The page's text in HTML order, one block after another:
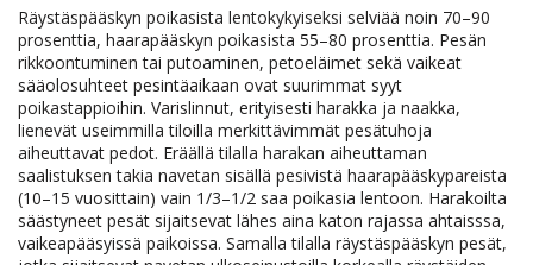
Räystäspääskyn poikasista lentokykyiseksi selviää noin 70–90
prosenttia, haarapääskyn poikasista 55–80 prosenttia. Pesän
rikkoontuminen tai putoaminen, petoeläimet sekä vaikeat
sääolosuhteet pesintäaikaan ovat suurimmat syyt
poikastappioihin. Varislinnut, erityisesti harakka ja naakka,
lienevät useimmilla tiloilla merkittävimmät pesätuhoja
aiheuttavat pedot. Eräällä tilalla harakan aiheuttaman
saalistuksen takia navetan sisällä pesivistä haarapääskypareista
(10–15 vuosittain) vain 1/3–1/2 saa poikasia lentoon. Harakoilta
säästyneet pesät sijaitsevat lähes aina katon rajassa ahtaisssa,
vaikeapääsyissä paikoissa. Samalla tilalla räystäspääskyn pesät,